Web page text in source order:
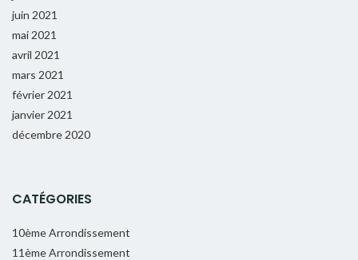
juin 2021
mai 2021
avril 2021
mars 2021
février 2021
janvier 2021
décembre 2020
CATÉGORIES
10ème Arrondissement
11ème Arrondissement